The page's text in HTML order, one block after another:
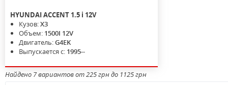
HYUNDAIACCENT 1.5 i 12V
Кузов:X3
Объем: 1500I 12V
Двигатель:G4EK
Выпускается с: 1995--
Найдено 7 вариантов от 225 грн до 1125 грн